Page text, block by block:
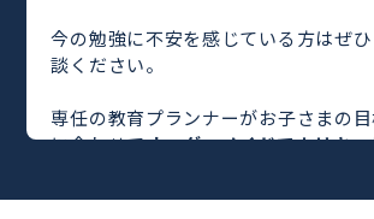
今の勉強に不安を感じている方はぜ
談ください。
専任の教育プランナーがお子さまの
に合わせてオーダーメイドでカリキ
完全マンツーマンで自分に合った教